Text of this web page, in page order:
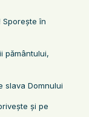
Sporeşte în
pământului,
slava Domnului
şi pe